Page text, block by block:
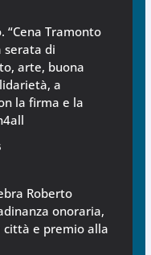
“Cena Tramonto
serata di
arte, buona
a
la firma e la
Roberto
onoraria,
città e premio alla